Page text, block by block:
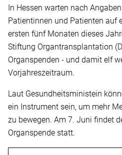
In Hessen warten nach
Patientinnen und Patienten auf
ersten fünf Monaten dieses
Stiftung Organtransplantation
Organspenden - und damit elf
Vorjahreszeitraum.
Laut Gesundheitsministein
ein Instrument sein, um mehr
zu bewegen. Am 7. Juni findet
Organspende statt.